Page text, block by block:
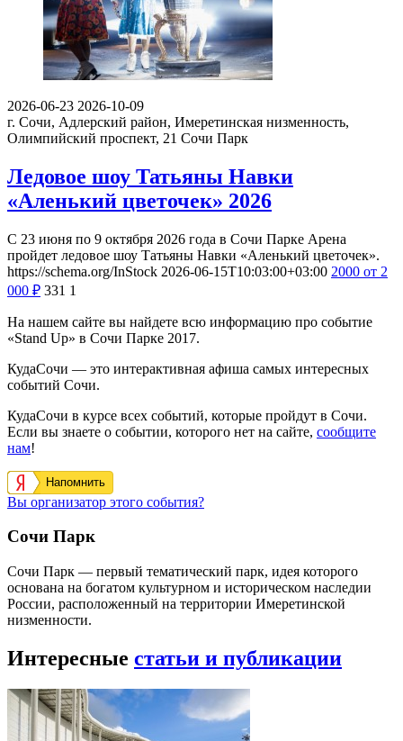
2026-06-23 2026-10-09
г. Сочи, Адлерский район, Имеретинская низменность,
Олимпийский проспект, 21 Сочи Парк
Ледовое шоу Татьяны Навки
«Аленький цветочек» 2026
С 23 июня по 9 октября 2026 года в Сочи Парке Арена
пройдет ледовое шоу Татьяны Навки «Аленький цветочек».
https://schema.org/InStock 2026-06-15T10:03:00+03:00 2000 от 2
000 ₽ 331 1
На нашем сайте вы найдете всю информацию про событие
«Stand Up» в Сочи Парке 2017.
КудаСочи — это интерактивная афиша самых интересных
событий Сочи.
КудаСочи в курсе всех событий, которые пройдут в Сочи.
Если вы знаете о событии, которого нет на сайте, сообщите
нам!
Напомнить
Вы организатор этого события?
Сочи Парк
Сочи Парк — первый тематический парк, идея которого
основана на богатом культурном и историческом наследии
России, расположенный на территории Имеретинской
низменности.
Интересные статьи и публикации